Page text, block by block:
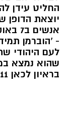
החליט עידן
יוצאת הדופן
- 'הוברמן
לעם היהודי
שהוא נמצא
בראיון לכאן 11.